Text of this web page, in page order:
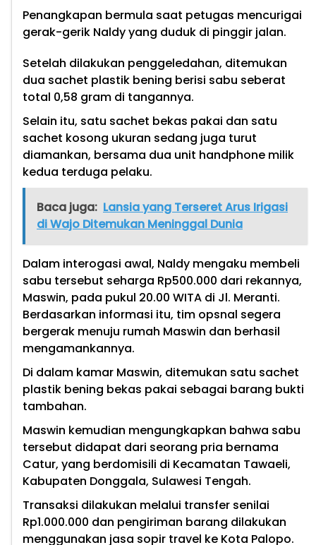
Penangkapan bermula saat petugas mencurigai
gerak-gerik Naldy yang duduk di pinggir jalan.
Setelah dilakukan penggeledahan, ditemukan
dua sachet plastik bening berisi sabu seberat
total 0,58 gram di tangannya.
Selain itu, satu sachet bekas pakai dan satu
sachet kosong ukuran sedang juga turut
diamankan, bersama dua unit handphone milik
kedua terduga pelaku.
Baca juga: Lansia yang Terseret Arus Irigasi
di Wajo Ditemukan Meninggal Dunia
Dalam interogasi awal, Naldy mengaku membeli
sabu tersebut seharga Rp500.000 dari rekannya,
Maswin, pada pukul 20.00 WITA di Jl. Meranti.
Berdasarkan informasi itu, tim opsnal segera
bergerak menuju rumah Maswin dan berhasil
mengamankannya.
Di dalam kamar Maswin, ditemukan satu sachet
plastik bening bekas pakai sebagai barang bukti
tambahan.
Maswin kemudian mengungkapkan bahwa sabu
tersebut didapat dari seorang pria bernama
Catur, yang berdomisili di Kecamatan Tawaeli,
Kabupaten Donggala, Sulawesi Tengah.
Transaksi dilakukan melalui transfer senilai
Rp1.000.000 dan pengiriman barang dilakukan
menggunakan jasa sopir travel ke Kota Palopo.